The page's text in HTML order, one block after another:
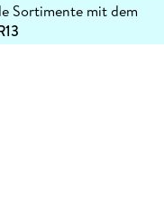
Sortimente mit dem